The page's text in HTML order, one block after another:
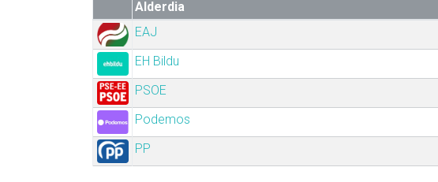
Alderdia
EAJ
EH Bildu
PSOE
Podemos
PP